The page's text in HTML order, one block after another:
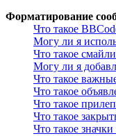
Форматирование
Что такое
Могу ли я
Что такое
Могу ли я
Что такое
Что такое
Что такое
Что такое
Что такое значки